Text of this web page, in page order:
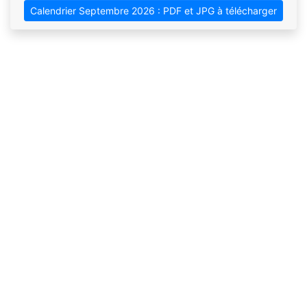
Calendrier Septembre 2026 : PDF et JPG à télécharger